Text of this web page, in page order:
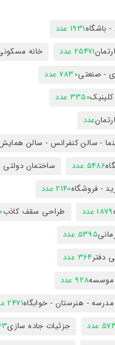
باشگاه1931 عدد
25471 عدد خانه
- صنعتی7830 عدد
کلینیک3350 عدد
عدد
- سالن کنفرانس - سالن
5486 عدد ساختمان دولتی
- فروشگاه2140 عدد
1879 عدد طراحی سقف کاذب
5395 عدد
دفتر364 عدد
موسسه928 عدد
- هنرستان - خوابگاه2471 عدد
عدد جزئیات جاده سازی